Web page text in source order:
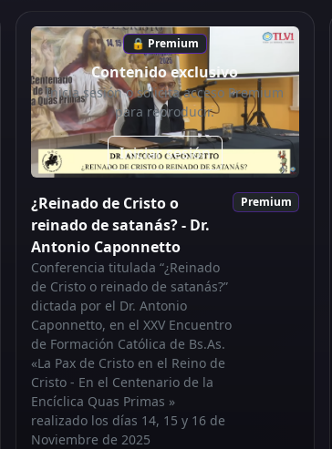
🔒 Premium
Contenido exclusivo
Inicia sesión o solicita acceso Premium
para reproducir.
Iniciar sesión
¿Reinado de Cristo o
reinado de satanás? - Dr.
Antonio Caponnetto
Conferencia titulada “¿Reinado
de Cristo o reinado de satanás?”
dictada por el Dr. Antonio
Caponnetto, en el XXV Encuentro
de Formación Católica de Bs.As.
«La Pax de Cristo en el Reino de
Cristo - En el Centenario de la
Encíclica Quas Primas »
realizado los días 14, 15 y 16 de
Noviembre de 2025
Premium